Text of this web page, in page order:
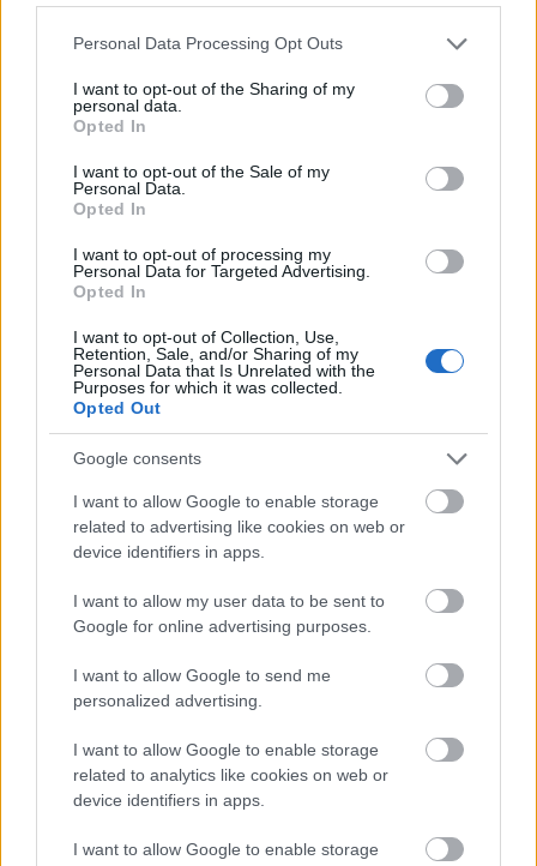
Please note that this website/app uses one or more Google
not limited to your visit or usage behaviour. You may click to
grant or deny consent to Google and its third-party tags to
use your data for below specified purposes in below Google
consent section.
Personal Data Processing Opt Outs
I want to opt-out of the Sharing of my
personal data.
Opted In
I want to opt-out of the Sale of my
Personal Data.
Opted In
I want to opt-out of processing my
Personal Data for Targeted Advertising.
Opted In
I want to opt-out of Collection, Use,
Retention, Sale, and/or Sharing of my
Personal Data that Is Unrelated with the
Purposes for which it was collected.
Opted Out
Google consents
I want to allow Google to enable storage
related to advertising like cookies on web or
device identifiers in apps.
I want to allow my user data to be sent to
Google for online advertising purposes.
I want to allow Google to send me
personalized advertising.
I want to allow Google to enable storage
related to analytics like cookies on web or
device identifiers in apps.
I want to allow Google to enable storage
del campo, mientras que si el elegido es Álex Suárez,
Herzog sería titular.
Copete (Mallorca)
El Mallorca recibirá al Espanyol el sábado sin la presencia
del central, sancionado por acumulación de
amonestaciones. Copete fue titular en el último partido ante
el Athletic, en el que Arrasate empleó un esquema con tres
centrales. Para el duelo contra los pericos volverá a su
habitual 4-2-3-1, entrando en el once un jugador más
Mamés por molestias.
Juanmi Latasa (Valladolid)
El Real Valladolid afronta el duelo ante el Celta del próximo
sábado con la baja por sanción de Latasa, quien vio la
quinta amarilla del curso en el duelo de la última jornada
contra el Valencia. El delantero estaba en racha con dos
goles en las dos últimas jornadas y Álvaro Rubio tiene la
como Amallah o Anuar.
El consejo de compra de la semana: Ricardo
Rodríguez
Tras un mal inicio de temporada,
Ricardo Rodríguez se ha
afianzado en la titularidad en el
lateral izquierdo del Real Betis y
está dando un buen rendimiento
en Comunio.